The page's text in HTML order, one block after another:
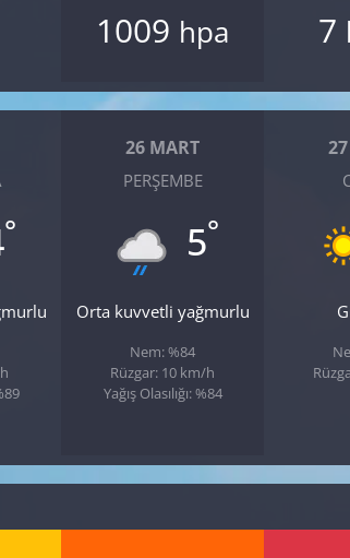
1009 hpa 7
°
26 MART
PERŞEMBE
5°
Orta kuvvetli yağmurlu
Nem: %84
Rüzgar: 10 km/h
Yağış Olasılığı: %84